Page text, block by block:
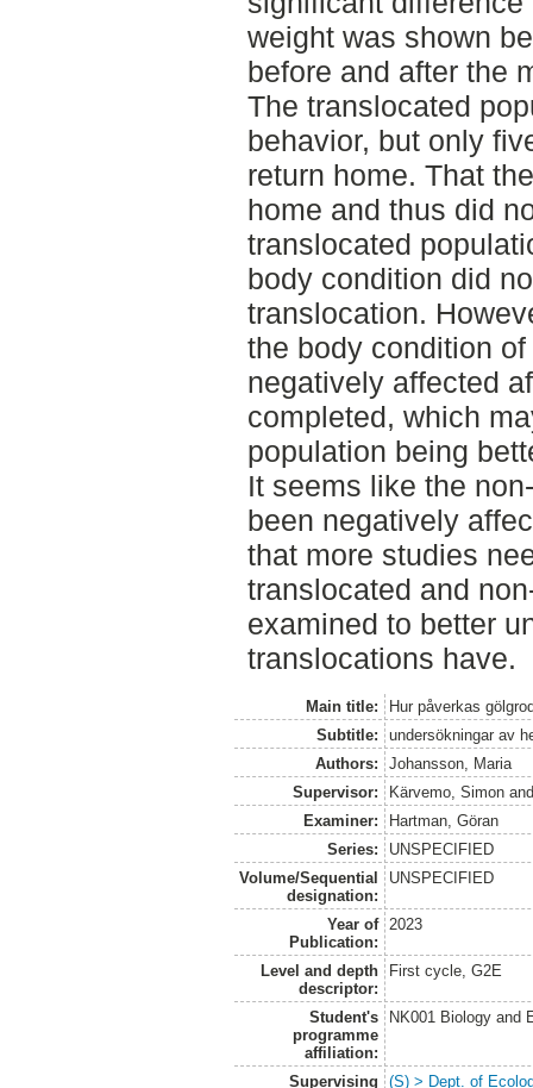
weight was shown
before and after the
The translocated
behavior, but only
return home. That
home and thus did
translocated
body condition did
translocation.
the body condition
negatively affected
completed, which
population being
It seems like the
been negatively
that more studies
translocated and
examined to better
translocations have.
Main title:
Hur påverkas
Subtitle:
undersökningar av
Authors:
Johansson, Maria
Supervisor:
Kärvemo, Simon
Examiner:
Hartman, Göran
Series:
UNSPECIFIED
Volume/Sequential
designation:
UNSPECIFIED
Year of
Publication:
2023
Level and depth
descriptor:
First cycle, G2E
Student's
programme
affiliation:
NK001 Biology and
Supervising
(S) > Dept. of